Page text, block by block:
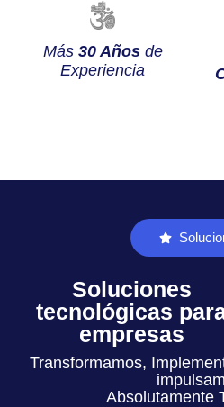
Más 30 Añosde
Experiencia
Soluciones
tecnológicas
empresas
Transformamos,
Absolutamente